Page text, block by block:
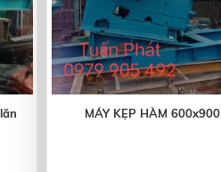
MÁY KẸP HÀM 600x900